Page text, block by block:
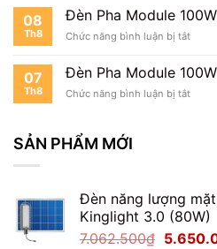
Tòa
Pha
100W
Mặt
08
Th8
Đèn Pha Module
Chức năng bình luận bị tắtở
Pha
100W
07
Th8
Đèn Pha Module
Chức năng bình luận bị tắtở
Cáo
SẢN PHẨM MỚI
Đèn năng lượng
Kinglight 3.0 (80W)
7.062.500₫ Giá